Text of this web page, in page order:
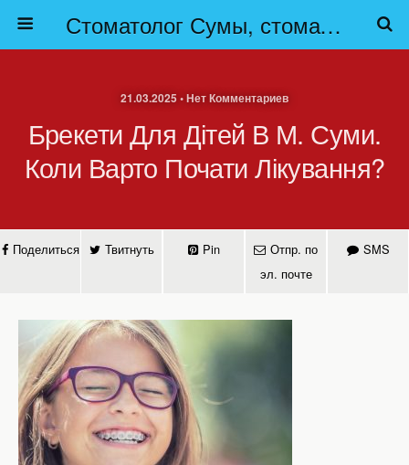
Стоматолог Сумы, стоматологические клиники Сумы, детская стоматология в Сумах. | Частная стоматология Сумы
21.03.2025 • Нет Комментариев
Брекети Для Дітей В М. Суми.
Коли Варто Почати Лікування?
Поделиться Твитнуть Pin
Отпр. по
эл. почте
SMS